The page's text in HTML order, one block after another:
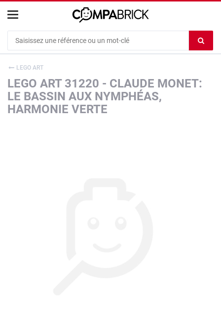
le
LEGO ART
LEGO ART 31220 - CLAUDE MONET:
LE BASSIN AUX NYMPHÉAS,
HARMONIE VERTE
Cookies management panel